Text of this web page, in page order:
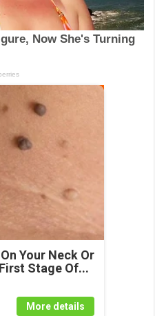
Your Neck Or
Stage Of...
More details